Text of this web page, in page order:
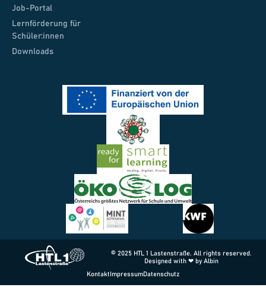
Job-Portal
Lernförderung für
Schüler:innen
Downloads
© 2025 HTL 1 Lastenstraße. All rights reserved.
Designed with ❤ by Albin
KontaktImpressumDatenschutz